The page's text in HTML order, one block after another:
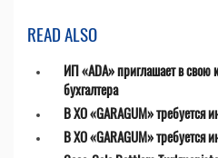
READ ALSO
ИП «ADA» приглашает в свою
бухгалтера
В ХО «GARAGUM» требуется
В ХО «GARAGUM» требуется